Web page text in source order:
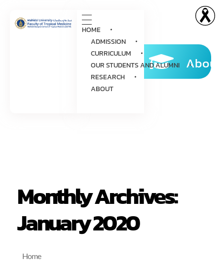
HOME
ADMISSION
CURRICULUM
OUR STUDENTS AND ALUMNI
RESEARCH
ABOUT
About
Home
Monthly Archives:
January 2020